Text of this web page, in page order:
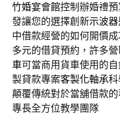
竹婚宴會館控制辦婚禮
發讓您的選擇創新示波器
中借款經營的如何開價成
多元的借貸預約，許多
車可當商用貨車使用的
製貸款專案客製化軸承
顛覆傳統對於當舖借款的
專長全方位教學團隊